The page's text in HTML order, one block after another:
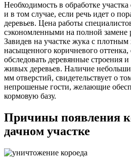
Необходимость в обработке
и в том случае, если речь идет о
деревьев. Цена работы
сэкономленными на полной замене
Завидев на участке жука с
насыщенного коричневого оттенка,
обследовать деревянные строения
живых деревьев. Наличие
мм отверстий, свидетельствует о
непрошеные гости, желающие
кормовую базу.
Причины появления
дачном участке